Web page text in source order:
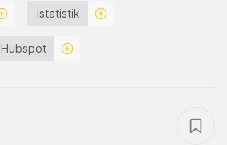
İstatistik
Hubspot